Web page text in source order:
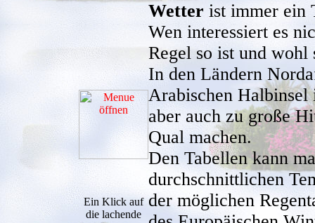
Ein Klick auf
die lachende
Wetter ist immer ein
Wen interessiert es
Regel so ist und wohl
In den Ländern
Arabischen Halbinsel
aber auch zu große
Qual machen.
Den Tabellen kann
durchschnittlichen
der möglichen